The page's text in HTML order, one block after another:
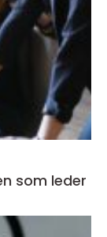
som leder